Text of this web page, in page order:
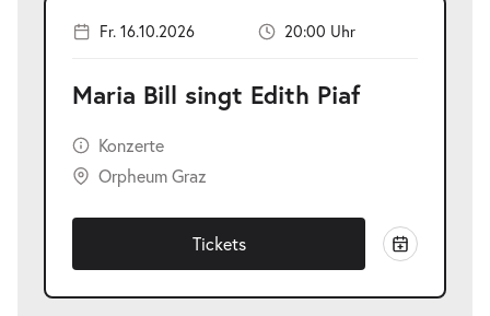
Fr. 16.10.2026 20:00 Uhr
Maria Bill singt Edith Piaf
Konzerte
Orpheum Graz
Tickets